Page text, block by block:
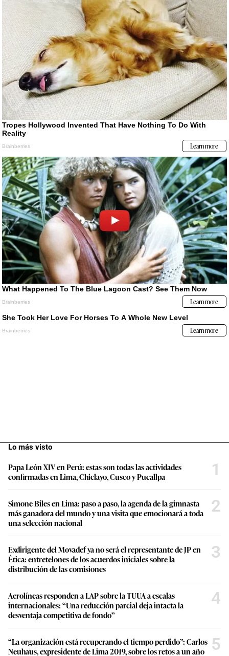
Lo más visto
Papa León XIV en Perú: estas son todas las actividades
confirmadas en Lima, Chiclayo, Cusco y Pucallpa
1
Simone Biles en Lima: paso a paso, la agenda de la gimnasta
más ganadora del mundo y una visita que emocionará a toda
una selección nacional
2
Exdirigente del Movadef ya no será el representante de JP en
Ética: entretelones de los acuerdos iniciales sobre la
distribución de las comisiones
3
Aerolíneas responden a LAP sobre la TUUA a escalas
internacionales: “Una reducción parcial deja intacta la
desventaja competitiva de fondo”
4
“La organización está recuperando el tiempo perdido”: Carlos
Neuhaus, expresidente de Lima 2019, sobre los retos a un año
5